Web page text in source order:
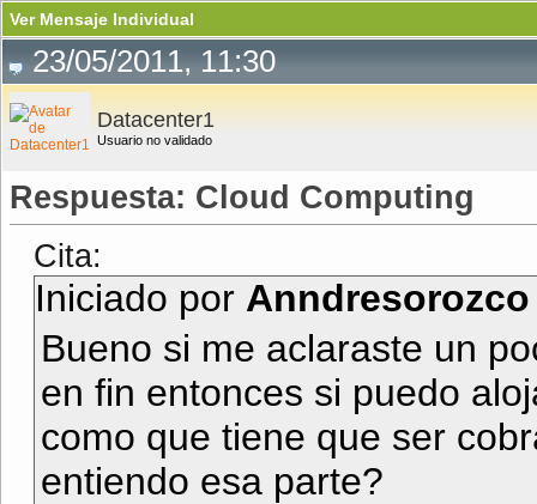
Ver Mensaje Individual
23/05/2011, 11:30
Datacenter1
Usuario no validado
Respuesta: Cloud Computing
Cita:
Iniciado por Anndresorozco
Bueno si me aclaraste un
en fin entonces si puedo
como que tiene que ser
entiendo esa parte?